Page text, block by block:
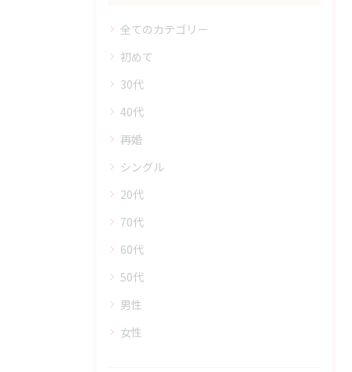
全てのカテゴリー
初めて
30代
40代
再婚
シングル
20代
70代
60代
50代
男性
女性